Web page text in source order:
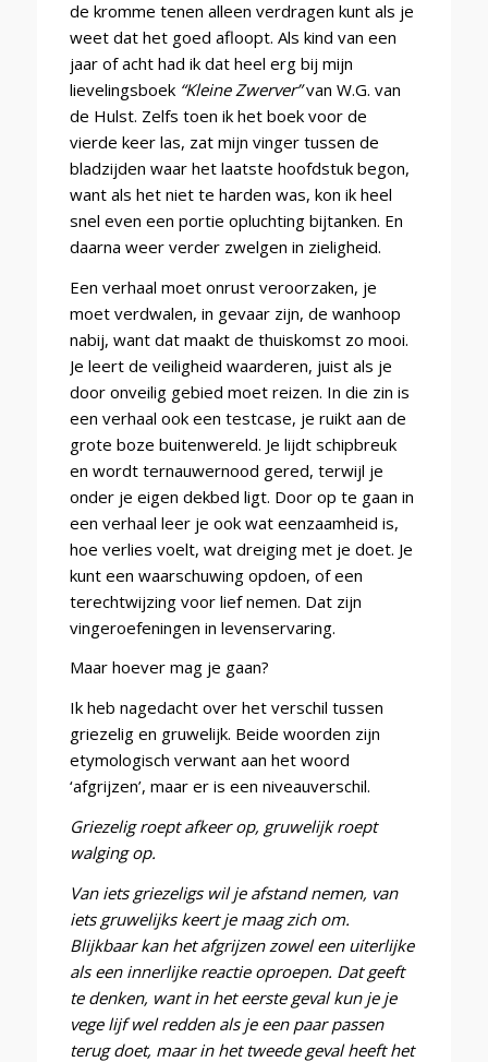
de kromme tenen alleen verdragen kunt als je
weet dat het goed afloopt. Als kind van een
jaar of acht had ik dat heel erg bij mijn
lievelingsboek “Kleine Zwerver”van W.G. van
de Hulst. Zelfs toen ik het boek voor de
vierde keer las, zat mijn vinger tussen de
bladzijden waar het laatste hoofdstuk begon,
want als het niet te harden was, kon ik heel
snel even een portie opluchting bijtanken. En
daarna weer verder zwelgen in zieligheid.
Een verhaal moet onrust veroorzaken, je
moet verdwalen, in gevaar zijn, de wanhoop
nabij, want dat maakt de thuiskomst zo mooi.
Je leert de veiligheid waarderen, juist als je
door onveilig gebied moet reizen. In die zin is
een verhaal ook een testcase, je ruikt aan de
grote boze buitenwereld. Je lijdt schipbreuk
en wordt ternauwernood gered, terwijl je
onder je eigen dekbed ligt. Door op te gaan in
een verhaal leer je ook wat eenzaamheid is,
hoe verlies voelt, wat dreiging met je doet. Je
kunt een waarschuwing opdoen, of een
terechtwijzing voor lief nemen. Dat zijn
vingeroefeningen in levenservaring.
Maar hoever mag je gaan?
Ik heb nagedacht over het verschil tussen
griezelig en gruwelijk. Beide woorden zijn
etymologisch verwant aan het woord
‘afgrijzen’, maar er is een niveauverschil.
Griezelig roept afkeer op, gruwelijk roept
walging op.
Van iets griezeligs wil je afstand nemen, van
iets gruwelijks keert je maag zich om.
Blijkbaar kan het afgrijzen zowel een uiterlijke
als een innerlijke reactie oproepen. Dat geeft
te denken, want in het eerste geval kun je je
vege lijf wel redden als je een paar passen
terug doet, maar in het tweede geval heeft het